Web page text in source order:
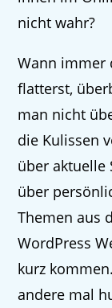
nicht wahr?
Wann immer
flatterst,
man nicht
die Kulissen
über aktuelle
über
Themen aus
WordPress
kurz
andere mal